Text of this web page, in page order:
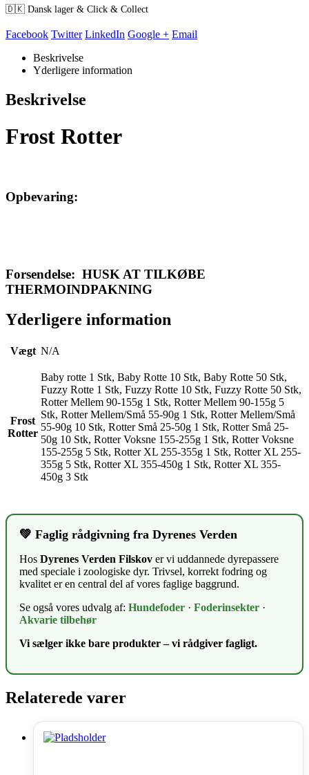
🇩🇰 Dansk lager & Click & Collect
Facebook Twitter LinkedIn Google + Email
Beskrivelse
Yderligere information
Beskrivelse
Frost Rotter
Opbevaring:
Forsendelse: HUSK AT TILKØBE
THERMOINDPAKNING
Yderligere information
Vægt N/A
Frost
Rotter
Baby rotte 1 Stk, Baby Rotte 10 Stk, Baby Rotte 50 Stk,
Fuzzy Rotte 1 Stk, Fuzzy Rotte 10 Stk, Fuzzy Rotte 50 Stk,
Rotter Mellem 90-155g 1 Stk, Rotter Mellem 90-155g 5
Stk, Rotter Mellem/Små 55-90g 1 Stk, Rotter Mellem/Små
55-90g 10 Stk, Rotter Små 25-50g 1 Stk, Rotter Små 25-
50g 10 Stk, Rotter Voksne 155-255g 1 Stk, Rotter Voksne
155-255g 5 Stk, Rotter XL 255-355g 1 Stk, Rotter XL 255-
355g 5 Stk, Rotter XL 355-450g 1 Stk, Rotter XL 355-
450g 3 Stk
💚 Faglig rådgivning fra Dyrenes Verden
Hos Dyrenes Verden Filskov er vi uddannede dyrepassere
med speciale i zoologiske dyr. Trivsel, korrekt fodring og
kvalitet er en central del af vores faglige baggrund.
Se også vores udvalg af: Hundefoder · Foderinsekter ·
Akvarie tilbehør
Vi sælger ikke bare produkter – vi rådgiver fagligt.
Relaterede varer